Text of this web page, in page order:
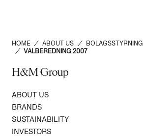
HOME / ABOUT US / BOLAGSSTYRNING
/ VALBEREDNING 2007
H&M Group
ABOUT US
BRANDS
SUSTAINABILITY
INVESTORS